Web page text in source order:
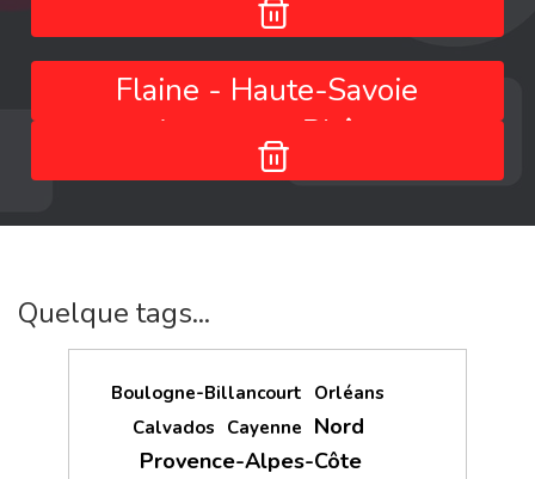
Flaine - Haute-Savoie
- Auvergne-Rhône-
Alpes - France
Quelque tags...
Boulogne-Billancourt Orléans
Calvados Cayenne Nord
Provence-Alpes-Côte